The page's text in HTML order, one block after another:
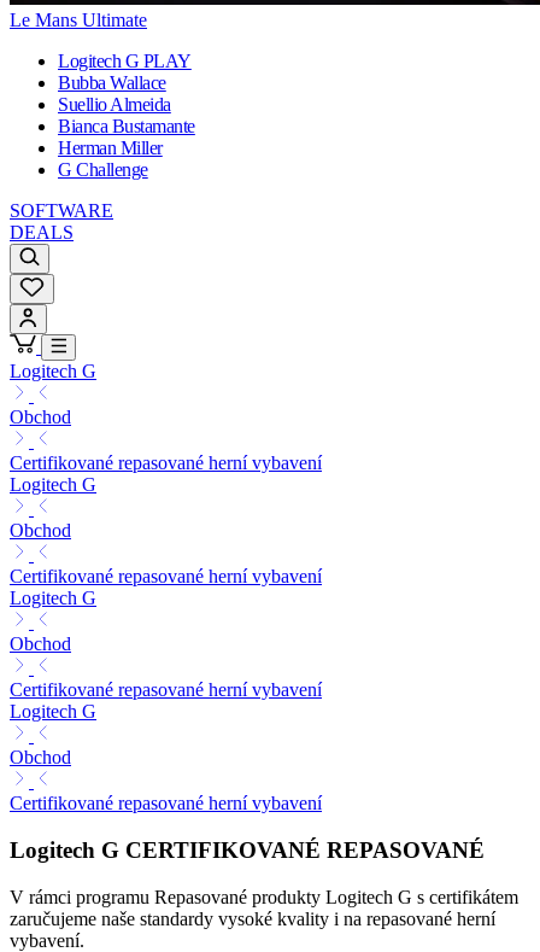
Le Mans Ultimate
Logitech G PLAY
Bubba Wallace
Suellio Almeida
Bianca Bustamante
Herman Miller
G Challenge
SOFTWARE
DEALS
Logitech G
Obchod
Certifikované repasované herní vybavení
Logitech G
Obchod
Certifikované repasované herní vybavení
Logitech G
Obchod
Certifikované repasované herní vybavení
Logitech G
Obchod
Certifikované repasované herní vybavení
Logitech G CERTIFIKOVANÉ REPASOVANÉ
V rámci programu Repasované produkty Logitech G s certifikátem
zaručujeme naše standardy vysoké kvality i na repasované herní
vybavení.